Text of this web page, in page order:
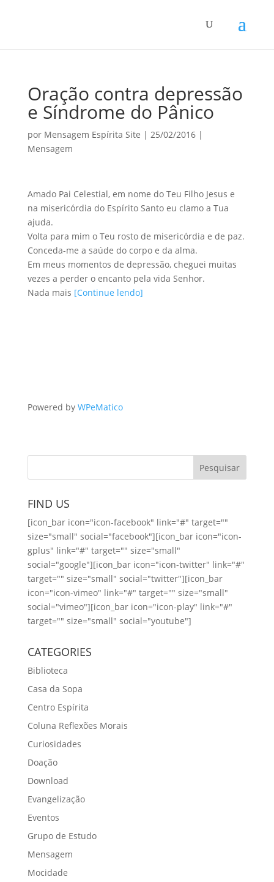
Oração contra depressão
e Síndrome do Pânico
por Mensagem Espírita Site | 25/02/2016|
Mensagem
Amado Pai Celestial, em nome do Teu Filho Jesus e
na misericórdia do Espírito Santo eu clamo a Tua
ajuda.
Volta para mim o Teu rosto de misericórdia e de paz.
Conceda-me a saúde do corpo e da alma.
Em meus momentos de depressão, cheguei muitas
vezes a perder o encanto pela vida Senhor.
Nada mais [Continue lendo]
Powered by WPeMatico
FIND US
[icon_bar icon="icon-facebook" link="#" target=""
size="small" social="facebook"][icon_bar icon="icon-
gplus" link="#" target="" size="small"
social="google"][icon_bar icon="icon-twitter" link="#"
target="" size="small" social="twitter"][icon_bar
icon="icon-vimeo" link="#" target="" size="small"
social="vimeo"][icon_bar icon="icon-play" link="#"
target="" size="small" social="youtube"]
CATEGORIES
Biblioteca
Casa da Sopa
Centro Espírita
Coluna Reflexões Morais
Curiosidades
Doação
Download
Evangelização
Eventos
Grupo de Estudo
Mensagem
Mocidade